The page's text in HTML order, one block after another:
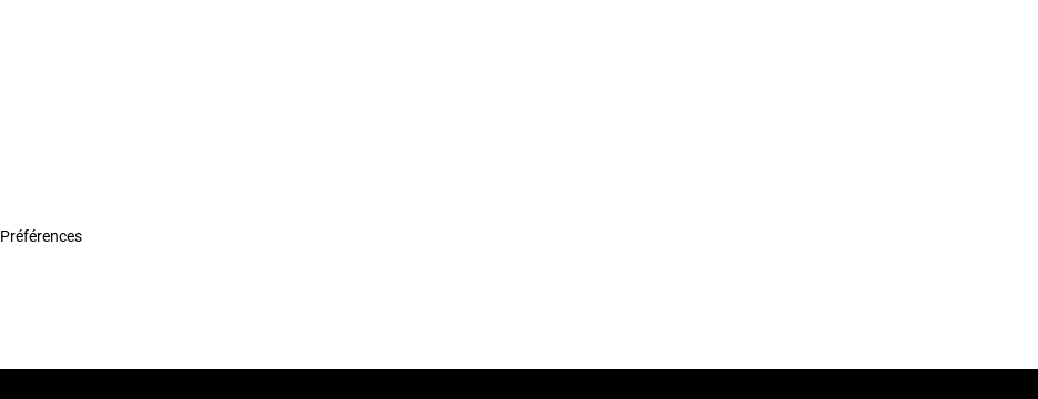
Préférences